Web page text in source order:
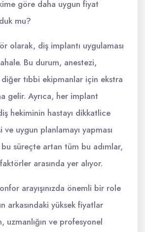
göre daha uygun fiyat
mu?
olarak, diş implantı uygulaması
Bu durum, anestezi,
tıbbi ekipmanlar için ekstra
gelir. Ayrıca, her implant
hekiminin hastayı dikkatlice
uygun planlamayı yapması
süreçte artan tüm bu adımlar,
arasında yer alıyor.
arayışınızda önemli bir role
arkasındaki yüksek fiyatlar
uzmanlığın ve profesyonel